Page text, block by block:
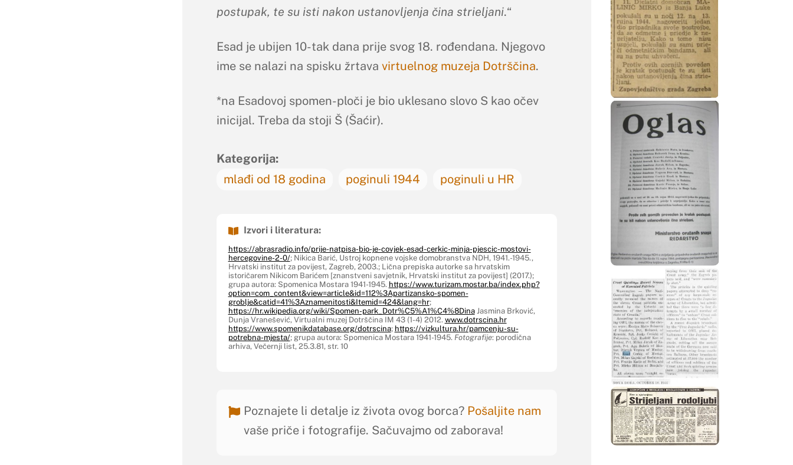
postupak, te su isti nakon ustanovljenja čina strieljani.“
Esad je ubijen 10-tak dana prije svog 18. rođendana. Njegovo
ime se nalazi na spisku žrtava virtuelnog muzeja Dotrščina.
*na Esadovoj spomen-ploči je bio uklesano slovo S kao očev
inicijal. Treba da stoji Š (Šaćir).
Kategorija:
mlađi od 18 godina
poginuli 1944 poginuli u HR
Izvori i literatura:
https://abrasradio.info/prije-natpisa-bio-je-covjek-esad-cerkic-minja-pjescic-mostovi-
hercegovine-2-0/; Nikica Barić, Ustroj kopnene vojske domobranstva NDH, 1941.-1945.,
Hrvatski institut za povijest, Zagreb, 2003.; Lična prepiska autorke sa hrvatskim
istoričarem Nikicom Barićem [znanstveni savjetnik, Hrvatski institut za povijest] (2017.);
grupa autora: Spomenica Mostara 1941-1945. https://www.turizam.mostar.ba/index.php?
option=com_content&view=article&id=112%3Apartizansko-spomen-
groblje&catid=41%3Aznamenitosti&Itemid=424&lang=hr;
https://hr.wikipedia.org/wiki/Spomen-park_Dotr%C5%A1%C4%8DinaJasmina Brković,
Dunja Vranešević, Virtualni muzej Dotrščina IM 43 (1-4) 2012. www.dotrscina.hr
https://www.spomenikdatabase.org/dotrscina; https://vizkultura.hr/pamcenju-su-
potrebna-mjesta/; grupa autora: Spomenica Mostara 1941-1945. Fotografije: porodična
arhiva, Večernji list, 25.3.81, str. 10
Poznajete li detalje iz života ovog borca? Pošaljite nam
vaše priče i fotografije. Sačuvajmo od zaborava!